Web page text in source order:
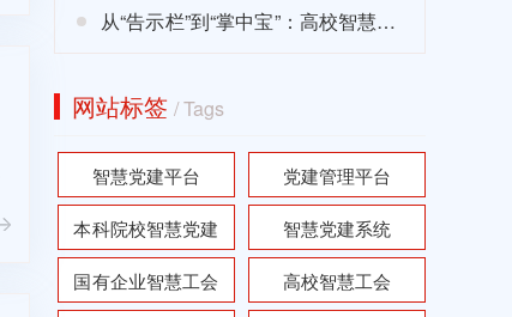
让会员管理“一键搞定”
从“告示栏”到“掌中宝”：高校智慧工
网站标签 / Tags
智慧党建平台 党建管理平台
本科院校智慧党建 智慧党建系统
国有企业智慧工会 高校智慧工会